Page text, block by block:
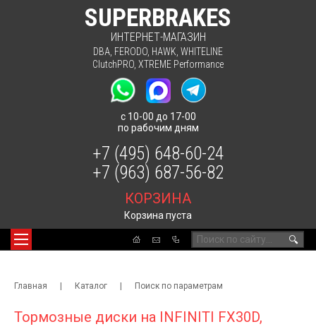
SUPERBRAKES
ИНТЕРНЕТ-МАГАЗИН
DBA FERODO HAWK WHITELINE
ClutchPRO XTREME Performance
с 10-00 до 17-00
по рабочим дням
🔍
КОРЗИНА
Корзина пуста
+7 (495) 648-60-24
+7 (963) 687-56-82
Главная | Каталог | Поиск по параметрам
Тормозные диски на INFINITI FX30D,